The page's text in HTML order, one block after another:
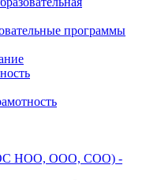
программы
НОО, ООО, СОО) -